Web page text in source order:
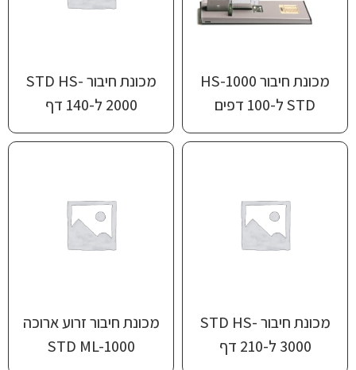
מכונת חיבור HS-1000
STD ל-100 דפים
מכונת חיבור STD HS-
2000 ל-140 דף
מכונת חיבור STD HS-
3000 ל-210 דף
מכונת חיבור זרוע ארוכה
STD ML-1000